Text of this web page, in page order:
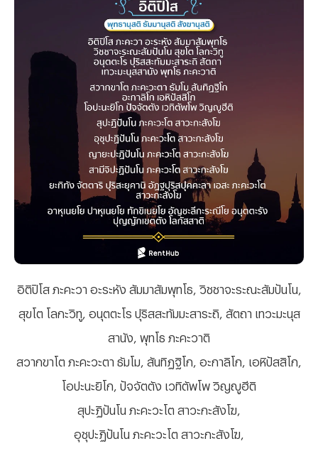
อิติปิโส ภะคะวา อะระหัง สัมมาสัมพุทโธ, วิชชาจะระณะสัมปันโน,
สุขโต โลกะวิทู, อนุตตะโร ปุริสสะทัมมะสาระถิ, สัตถา เทวะมะนุส
สานัง, พุทโธ ภะคะวาติ
สวากขาโต ภะคะวะตา ธัมโม, สันทิฏฐิโก, อะกาลิโก, เอหิปัสสิโก,
โอปะนะยิโก, ปัจจัตตัง เวทิตัพโพ วิญญูฮีติ
สุปะฏิปันโน ภะคะวะโต สาวะกะสังโฆ,
อุชุปะฏิปันโน ภะคะวะโต สาวะกะสังโฆ,